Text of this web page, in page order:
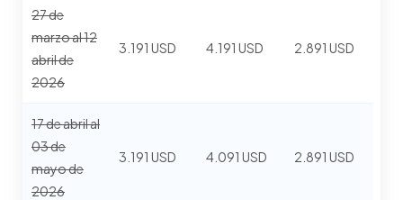
27 de
marzo al 12
abril de
2026
3.191 USD 4.191 USD 2.891 USD
17 de abril al
03 de
mayo de
2026
3.191 USD 4.091 USD 2.891 USD